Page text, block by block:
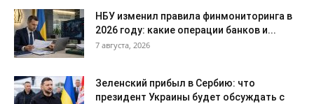
НБУ изменил правила финмониторинга в
2026 году: какие операции банков и...
7 августа, 2026
Зеленский прибыл в Сербию: что
президент Украины будет обсуждать с